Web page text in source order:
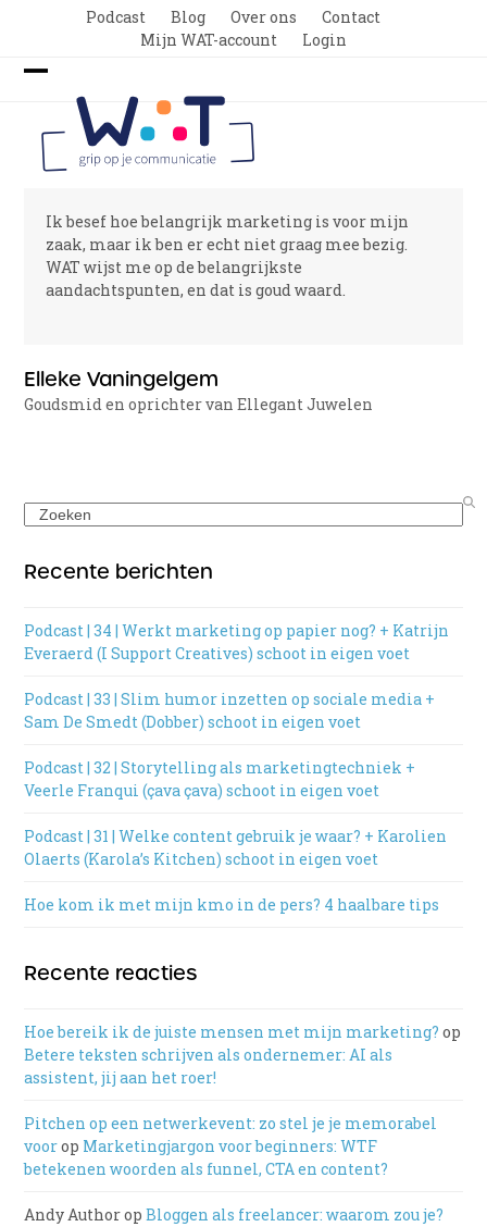
Podcast Blog Over ons
Contact
Mijn WAT-account
Login
Open
mobile
menu
Close
mobile
menu
Ik besef hoe belangrijk marketing is voor mijn
zaak, maar ik ben er echt niet graag mee bezig.
WAT wijst me op de belangrijkste
aandachtspunten, en dat is goud waard.
Elleke Vaningelgem
Goudsmid en oprichter van Ellegant Juwelen
Search
Recente berichten
Podcast | 34 | Werkt marketing op papier nog? + Katrijn
Everaerd (I Support Creatives) schoot in eigen voet
Podcast | 33 | Slim humor inzetten op sociale media +
Sam De Smedt (Dobber) schoot in eigen voet
Podcast | 32 | Storytelling als marketingtechniek +
Veerle Franqui (çava çava) schoot in eigen voet
Podcast | 31 | Welke content gebruik je waar? + Karolien
Olaerts (Karola’s Kitchen) schoot in eigen voet
Hoe kom ik met mijn kmo in de pers? 4 haalbare tips
Recente reacties
Hoe bereik ik de juiste mensen met mijn marketing? op
Betere teksten schrijven als ondernemer: AI als
assistent, jij aan het roer!
Pitchen op een netwerkevent: zo stel je je memorabel
voorop Marketingjargon voor beginners: WTF
betekenen woorden als funnel, CTA en content?
Andy AuthoropBloggen als freelancer: waarom zou je?